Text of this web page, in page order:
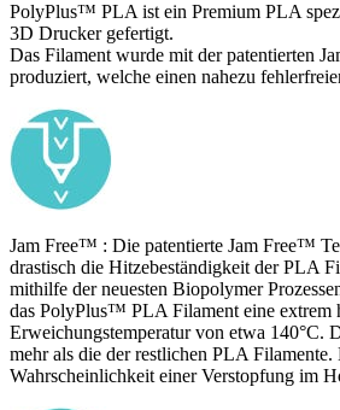
PolyPlus™ PLA ist ein Premium PLA
3D Drucker gefertigt.
Das Filament wurde mit der patentierten
produziert, welche einen nahezu
Jam Free™ : Die patentierte Jam Free™
drastisch die Hitzebeständigkeit der PLA
mithilfe der neuesten Biopolymer
das PolyPlus™ PLA Filament eine extrem
Erweichungstemperatur von etwa 140°C.
mehr als die der restlichen PLA
Wahrscheinlichkeit einer Verstopfung im